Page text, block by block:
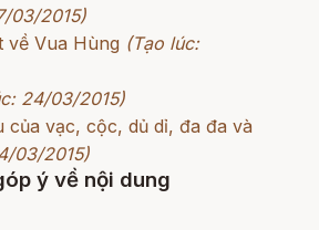
03/2015)
về Vua Hùng (Tạo lúc:
24/03/2015)
của vạc, cộc, dủ dỉ, đa đa và
03/2015)
ý về nội dung